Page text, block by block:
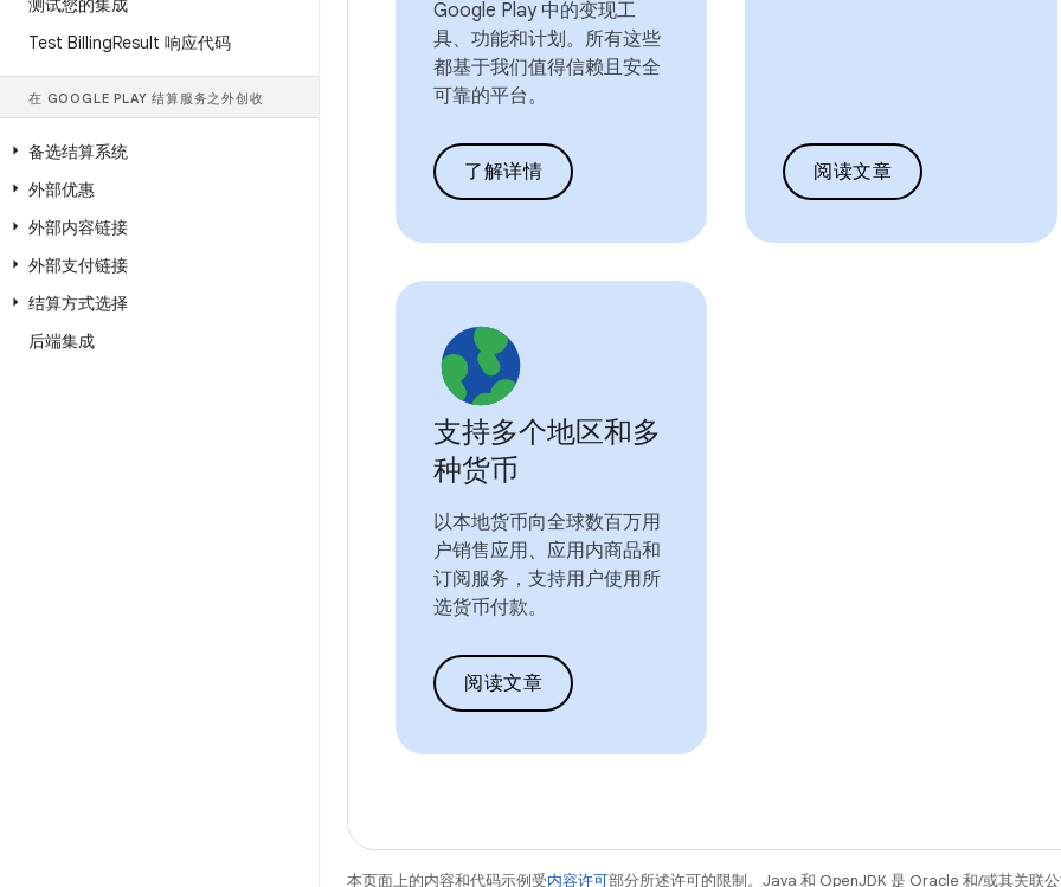
测试您的集成
Test BillingResult 响应代码
在 GOOGLE PLAY 结算服务之外创收
备选结算系统
外部优惠
外部内容链接
外部支付链接
结算方式选择
后端集成
Google Play 中的变现工
具、功能和计划。所有这些
都基于我们值得信赖且安全
可靠的平台。
了解详情 阅读文章
支持多个地区和多
种货币
以本地货币向全球数百万用
户销售应用、应用内商品和
订阅服务，支持用户使用所
选货币付款。
阅读文章
本页面上的内容和代码示例受内容许可部分所述许可的限制。Java 和 OpenJDK 是 Oracle 和/或其关联